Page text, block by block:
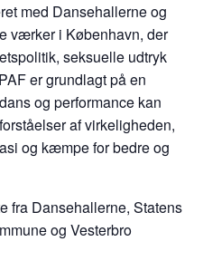
med Dansehallerne og
værker i København, der
seksuelle udtryk
er grundlagt på en
og performance kan
af virkeligheden,
og kæmpe for bedre og
fra Dansehallerne, Statens
og Vesterbro